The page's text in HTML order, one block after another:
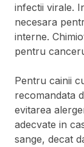
infectii virale.
necesara
interne.
pentru
Pentru cainii
recomandata
evitarea
adecvate in
sange, decat